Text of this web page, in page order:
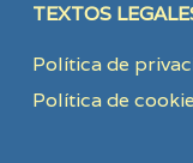
TEXTOS
Política de
Política de